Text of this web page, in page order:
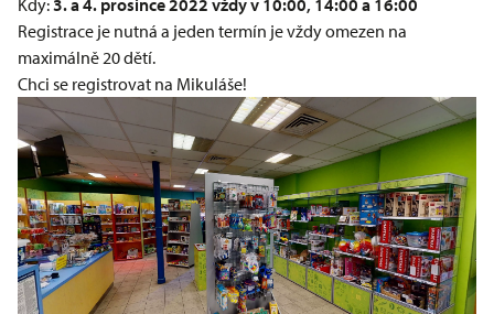
Kdy:3. a 4. prosince 2022 vždy v 10:00, 14:00 a 16:00
Registrace je nutná a jeden termín je vždy omezen na
maximálně 20 dětí.
Chci se registrovat na Mikuláše!